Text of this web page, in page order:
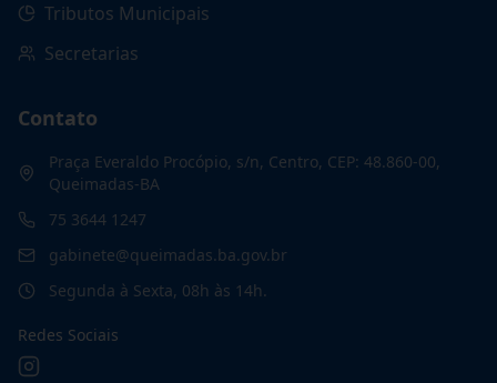
Tributos Municipais
Secretarias
Contato
Praça Everaldo Procópio, s/n, Centro, CEP: 48.860-00,
Queimadas-BA
75 3644 1247
gabinete@queimadas.ba.gov.br
Segunda à Sexta, 08h às 14h.
Redes Sociais